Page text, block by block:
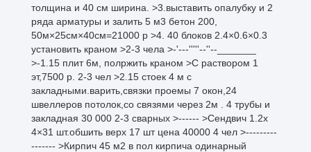
толщина и 40 см ширина. >3.выставить опалубку и 2
ряда арматуры и залить 5 м3 бетон 200,
50м×25см×40см=21000 р >4. 40 блоков 2.4×0.6×0.3
установить краном >2-3 чела >-'---'''''--''--_______
>-1.15 плит 6м, полржить краном >С раствором 1
эт,7500 р. 2-3 чел >2.15 стоек 4 м с
закладными.варить,связки проемы 7 окон,24
швеллеров потолок,со связями через 2м . 4 трубы и
закладная 30 000 2-3 сварных >------ >Сендвич 1.2х
4×31 шт.обшить верх 17 шт цена 40000 4 чел >---------
------- >Кирпич 45 м2 в пол кирпича одинарный